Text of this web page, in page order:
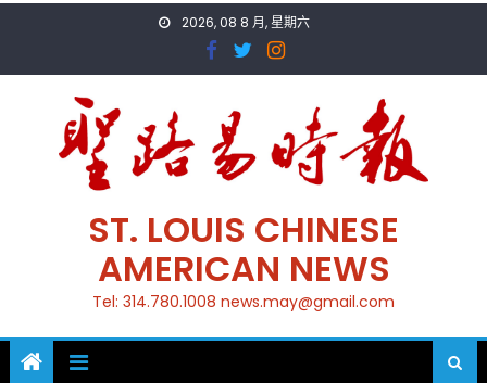
2026, 08 8 月, 星期六
ST. LOUIS CHINESE
AMERICAN NEWS
Tel: 314.780.1008 news.may@gmail.com